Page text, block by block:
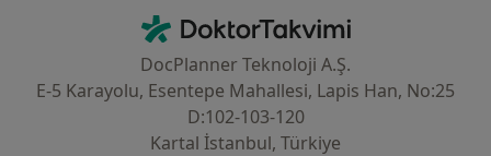
DoktorTakvimi - Ana Sayfa
DocPlanner Teknoloji A.Ş.
E-5 Karayolu, Esentepe Mahallesi, Lapis Han, No:25
D:102-103-120
Kartal İstanbul, Türkiye